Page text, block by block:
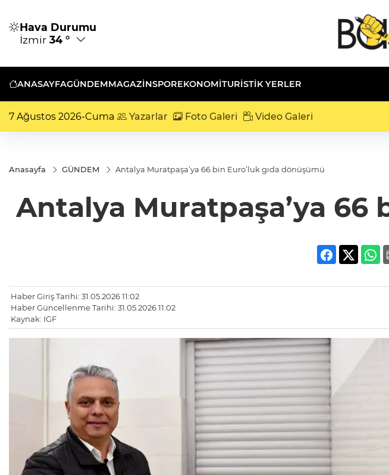
Hava Durumu
İzmir 34 °
ANASAYFAGÜNDEMMAGAZİNSPOREKONOMİTURISTIK YERLER
7 Ağustos 2026-Cuma Yazarlar Foto Galeri Video Galeri
Anasayfa GÜNDEM Antalya Muratpaşa’ya 66 bin Euro’luk gıda dönüşümü
Antalya Muratpaşa’ya 66
Haber Giriş Tarihi: 31.05.2026 11:02
Haber Güncellenme Tarihi: 31.05.2026 11:02
Kaynak: IGF